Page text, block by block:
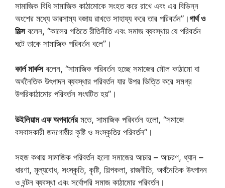
সামাজিক বিধি সামাজিক কাঠামোকে সংহত করে রাখে এবং এর বিভিন্ন
অংশের মধ্যে ভারসাম্য বজায় রাখতে সাহায্য করে তার পরিবর্তন”।গার্থ ও
মিল্সবলেন, “কালের গতিতে রীতিনীতি এবং সমাজ ব্যবস্থায় যে পরিবর্তন
ঘটে তাকে সামাজিক পরিবর্তন বলে”।
কার্ল মার্কসবলেন, “সামাজিক পরিবর্তন হচ্ছে সমাজের মৌল কাঠামো বা
অর্থনৈতিক উৎপাদন ব্যবস্থার পরিবর্তন যার উপর ভিত্তি করে সমগ্র
উপরিকাঠামোর পরিবর্তন সংঘটিত হয়”।
উইলিয়াম এফ অগবার্নেরমতে, সামাজিক পরিবর্তন হলো, “সমাজে
বসবাসকারী জনগোষ্ঠীর কৃষ্টি ও সংস্কৃতির পরিবর্তন”।
সহজ কথায় সামাজিক পরিবর্তন হলো সমাজের আচার – আচরণ, ধ্যান –
ধারণা, মূল্যবোধ, সংস্কৃতি, কৃষ্টি, শিল্পকলা, রাজনীতি, অর্থনৈতিক উৎপাদন
ও বন্টন ব্যবস্থা এবং সর্বোপরি সমাজ কাঠামোর পরিবর্তন।